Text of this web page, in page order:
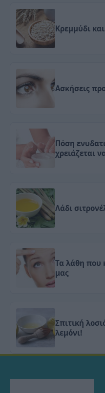
Κρεμμύδι
Ασκήσεις
Πόση
χρειάζεται
Λάδι
Τα λάθη που
μας
Σπιτική
λεμόνι!